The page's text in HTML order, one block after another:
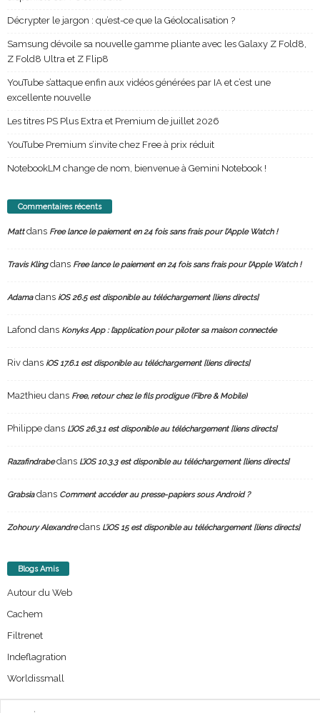
Décrypter le jargon : qu’est-ce que la Géolocalisation ?
Samsung dévoile sa nouvelle gamme pliante avec les Galaxy Z Fold8,
Z Fold8 Ultra et Z Flip8
YouTube s’attaque enfin aux vidéos générées par IA et c’est une
excellente nouvelle
Les titres PS Plus Extra et Premium de juillet 2026
YouTube Premium s’invite chez Free à prix réduit
NotebookLM change de nom, bienvenue à Gemini Notebook !
Commentaires récents
Mattdans Free lance le paiement en 24 fois sans frais pour l’Apple Watch !
Travis Klingdans Free lance le paiement en 24 fois sans frais pour l’Apple Watch !
Adamadans iOS 26.5 est disponible au téléchargement [liens directs]
Lafond dans Konyks App : l’application pour piloter sa maison connectée
Riv dans iOS 17.6.1 est disponible au téléchargement [liens directs]
Ma2thieu dans Free, retour chez le fils prodigue (Fibre & Mobile)
Philippe dans L’iOS 26.3.1 est disponible au téléchargement [liens directs]
Razafindrabedans L’iOS 10.3.3 est disponible au téléchargement [liens directs]
Grabsiadans Comment accéder au presse-papiers sous Android ?
Zohoury Alexandredans L’iOS 15 est disponible au téléchargement [liens directs]
Blogs Amis
Autour du Web
Cachem
Filtrenet
Indeflagration
Worldissmall